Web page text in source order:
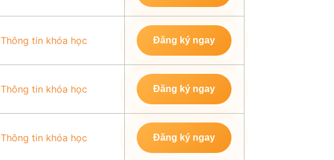
Thông tin khóa học Đăng ký ngay
Thông tin khóa học Đăng ký ngay
Thông tin khóa học Đăng ký ngay